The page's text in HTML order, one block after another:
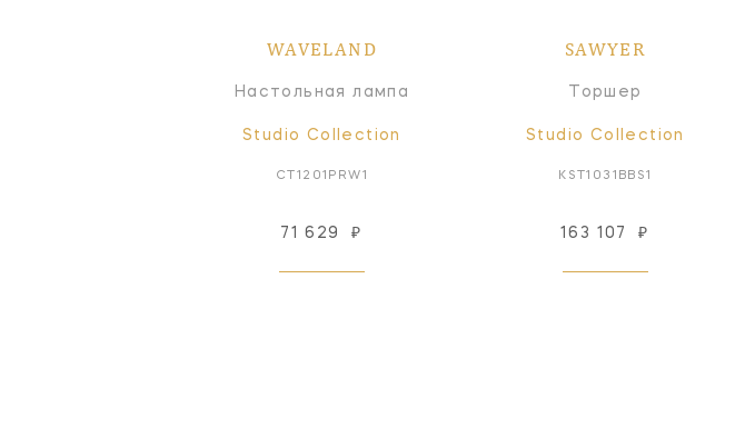
WAVELAND
Настольная лампа
Studio Collection
CT1201PRW1
71 629 ₽
SAWYER
Торшер
Studio Collection
KST1031BBS1
163 107 ₽